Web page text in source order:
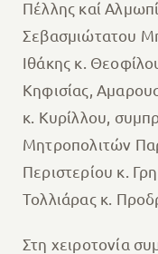
Πέλλης καί
Σεβασμιώτατου
Ιθάκης κ.
Κηφισίας,
κ. Κυρίλλου,
Μητροπολιτών
Περιστερίου κ.
Τολλιάρας κ.
Στη χειροτονία